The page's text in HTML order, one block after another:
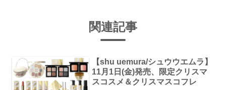
関連記事
【shu uemura/シュウウエムラ】
11月1日(金)発売、限定クリスマ
スコスメ＆クリスマスコフレ